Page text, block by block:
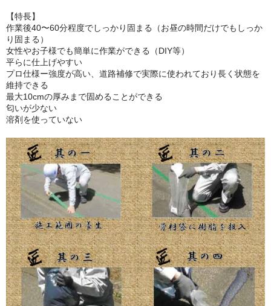
除濁タブ
カート
お問い合わせ
会社概要
【特長】
作業後40〜60分程度でしっかり固まる（お昼の時間だけでもしっか
り固まる）
女性やお子様でも簡単に作業ができる（DIY等）
平らに仕上げやすい
プロ仕様ー強度が高い、道路補修で実際に使われており長く状態を
維持できる
最大10cmの厚みまで固めることができる
匂いが少ない
溶剤を使っていない